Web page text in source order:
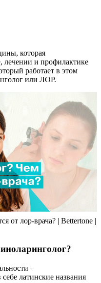
которая
лечении и профилактике
работает в этом
или ЛОР.
от лор-врача? | Bettertone |
–
латинские названия